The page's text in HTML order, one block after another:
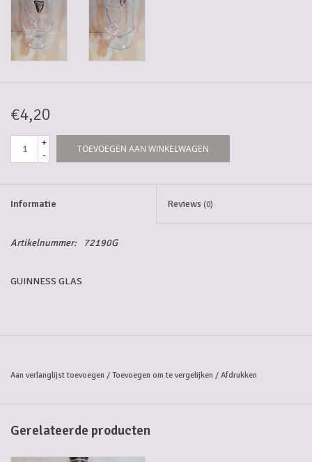
Sweets
5-6l vaten
Streekproducten/Diverse
€4,20
+
-
TOEVOEGEN AAN WINKELWAGEN
Informatie Reviews (0)
Artikelnummer: 72190G
GUINNESS GLAS
Aan verlanglijst toevoegen / Toevoegen om te vergelijken / Afdrukken
Gerelateerde producten